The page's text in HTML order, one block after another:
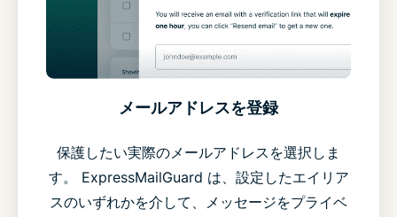
メールアドレスを登録
保護したい実際のメールアドレスを選択しま
す。 ExpressMailGuard は、設定したエイリア
スのいずれかを介して、メッセージをプライベ